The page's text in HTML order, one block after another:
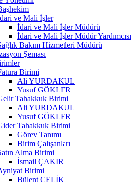
ve Mali İşler
İdari ve Mali İşler Müdürü
İdari ve Mali İşler Müdür Yardımcısı
Bakım Hizmetleri Müdürü
Şeması
Birimi
Ali YURDAKUL
Yusuf GÖKLER
Tahakkuk Birimi
Ali YURDAKUL
Yusuf GÖKLER
Tahakkuk Birimi
Görev Tanımı
Birim Çalışanları
Alma Birimi
İsmail ÇAKIR
Birimi
Bülent ÇELİK